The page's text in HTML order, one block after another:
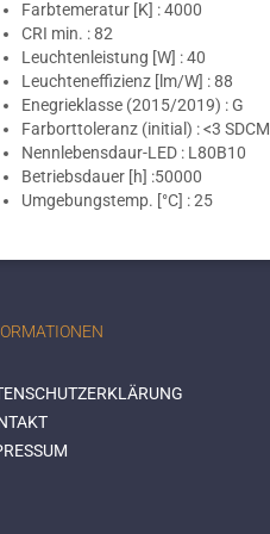
Farbtemeratur [K] : 4000
CRI min. : 82
Leuchtenleistung [W] : 40
Leuchteneffizienz [lm/W] : 88
Enegrieklasse (2015/2019) : G
Farborttoleranz (initial) : <3 SDCM
Nennlebensdaur-LED : L80B10
Betriebsdauer [h] :50000
Umgebungstemp. [°C] : 25